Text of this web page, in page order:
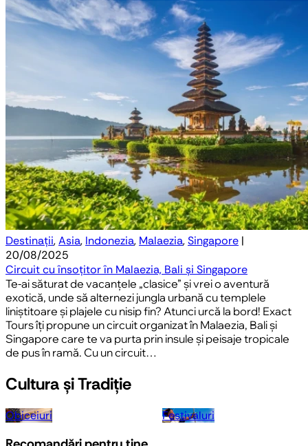
Destinații,Asia, Indonezia, Malaezia,Singapore |
20/08/2025
Circuit cu însoțitor în Malaezia, Bali și Singapore
Te-ai săturat de vacanțele „clasice” și vrei o aventură
exotică, unde să alternezi jungla urbană cu templele
liniștitoare și plajele cu nisip fin? Atunci urcă la bord! Exact
Tours îți propune un circuit organizat în Malaezia, Bali și
Singapore care te va purta prin insule și peisaje tropicale
de pus în ramă. Cu un circuit…
Cultura și Tradiție
Obiceiuri Festivaluri